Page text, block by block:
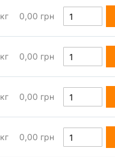
кг 0,00 грн
кг 0,00 грн
кг 0,00 грн
кг 0,00 грн